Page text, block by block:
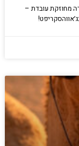
מחוזקת עובדת –